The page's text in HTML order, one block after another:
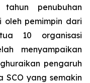
penubuhan
oleh pemimpin dari
10 organisasi
menyampaikan
pengaruh
yang semakin